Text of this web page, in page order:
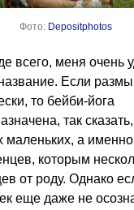
Фото: Depositphotos
всего, меня очень
Если
то бейби-йога
так
маленьких, а
которым
от роду. Однако
еще даже не